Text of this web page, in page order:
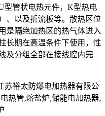
型管状电热元件，K型热电
、以及折流板等。散热区位
是隔绝加热区的热气体进入
长期在高温条件下使用，性
及分组全部在接线腔内完